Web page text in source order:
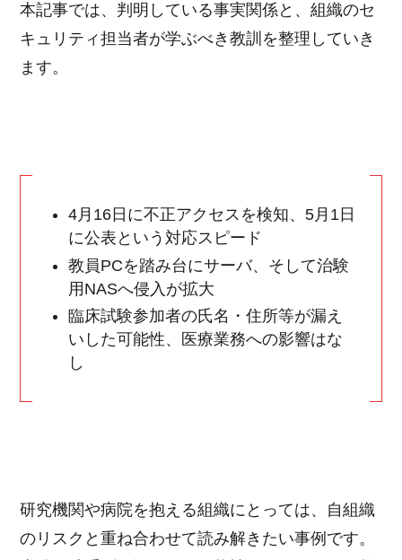
本記事では、判明している事実関係と、組織のセ
キュリティ担当者が学ぶべき教訓を整理していき
ます。
4月16日に不正アクセスを検知、5月1日
に公表という対応スピード
教員PCを踏み台にサーバ、そして治験
用NASへ侵入が拡大
臨床試験参加者の氏名・住所等が漏え
いした可能性、医療業務への影響はな
し
研究機関や病院を抱える組織にとっては、自組織
のリスクと重ね合わせて読み解きたい事例です。